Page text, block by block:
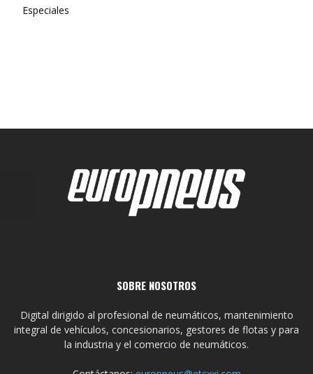
Especiales
SOBRE NOSOTROS
Digital dirigido al profesional de neumáticos, mantenimiento
integral de vehículos, concesionarios, gestores de flotas y para
la industria y el comercio de neumáticos.